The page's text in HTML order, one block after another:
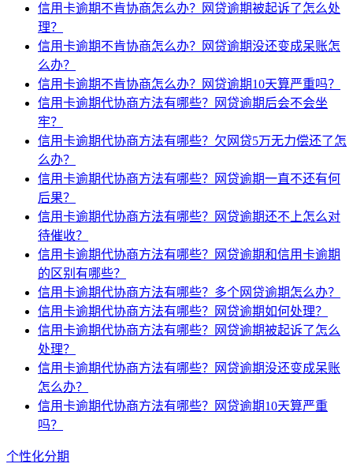
信用卡逾期不肯协商怎么办？网贷逾期被起诉了怎么处
理？
信用卡逾期不肯协商怎么办？网贷逾期没还变成呆账怎
么办？
信用卡逾期不肯协商怎么办？网贷逾期10天算严重吗？
信用卡逾期代协商方法有哪些？网贷逾期后会不会坐
牢？
信用卡逾期代协商方法有哪些？欠网贷5万无力偿还了怎
么办？
信用卡逾期代协商方法有哪些？网贷逾期一直不还有何
后果？
信用卡逾期代协商方法有哪些？网贷逾期还不上怎么对
待催收？
信用卡逾期代协商方法有哪些？网贷逾期和信用卡逾期
的区别有哪些？
信用卡逾期代协商方法有哪些？多个网贷逾期怎么办？
信用卡逾期代协商方法有哪些？网贷逾期如何处理？
信用卡逾期代协商方法有哪些？网贷逾期被起诉了怎么
处理？
信用卡逾期代协商方法有哪些？网贷逾期没还变成呆账
怎么办？
信用卡逾期代协商方法有哪些？网贷逾期10天算严重
吗？
个性化分期